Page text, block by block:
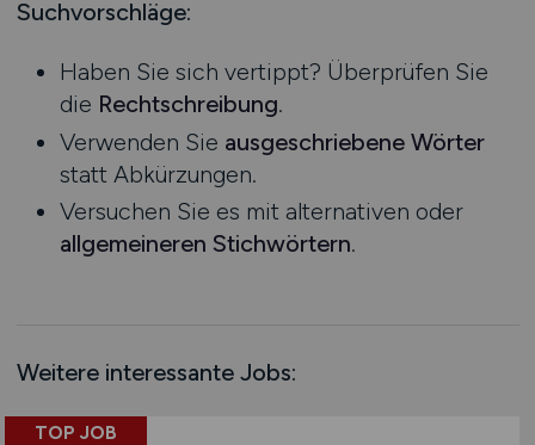
Biologie
mehr
Technik
Agrarwirtschaft / Landwirschaft
Anlagenbau
Audiotechnik
Automatisierungstechnik
Ausbildung / Studium
Praktikum
Mecklenburg-Vorpommern
Nordrhein-Westfalen
Rheinland-Pfalz
Saarland
Sachsen
Sachsen-Anhalt
Schleswig-Holstein
Schweiz
Europa
Suchvorschläge:
Haben Sie sich vertippt? Überprüfen Sie
die Rechtschreibung.
Verwenden Sie ausgeschriebene Wörter
statt Abkürzungen.
Versuchen Sie es mit alternativen oder
allgemeineren Stichwörtern.
Weitere interessante Jobs:
TOP JOB